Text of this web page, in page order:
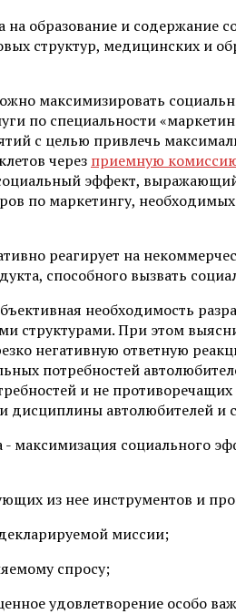
образование и содержание
структур, медицинских и
максимизировать
по специальности
с целью привлечь
через приемную
эффект,
по маркетингу,
реагирует на
способного вызвать
необходимость
структурами. При этом
негативную ответную
потребностей
и не
дисциплины автолюбителей и
максимизация социального
из нее инструментов и
миссии;
спросу;
удовлетворение особо